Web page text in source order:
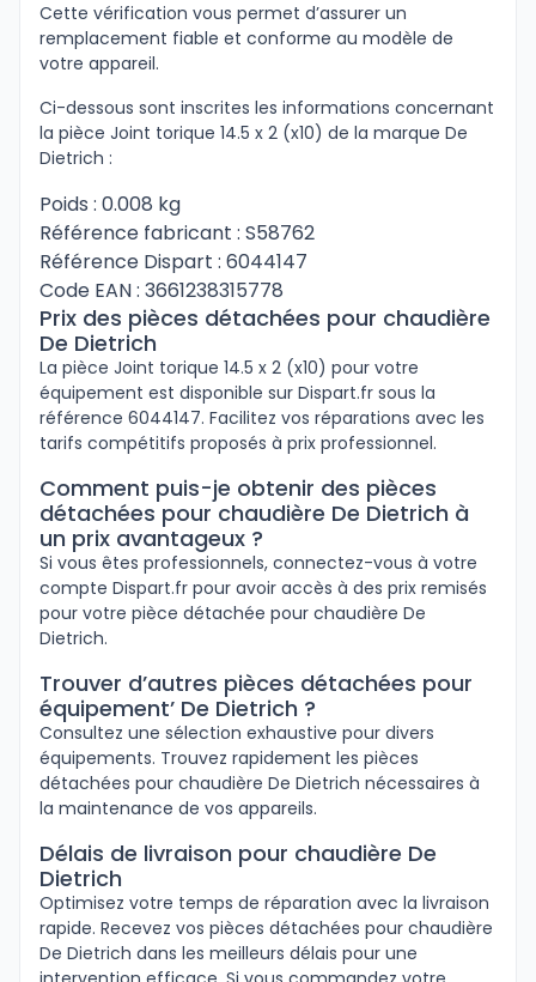
Cette vérification vous permet d’assurer un
remplacement fiable et conforme au modèle de
votre appareil.
Ci-dessous sont inscrites les informations concernant
la pièce Joint torique 14.5 x 2 (x10) de la marque De
Dietrich :
Poids : 0.008 kg
Référence fabricant : S58762
Référence Dispart : 6044147
Code EAN : 3661238315778
Prix des pièces détachées pour chaudière
De Dietrich
La pièce Joint torique 14.5 x 2 (x10) pour votre
équipement est disponible sur Dispart.fr sous la
référence 6044147. Facilitez vos réparations avec les
tarifs compétitifs proposés à prix professionnel.
Comment puis-je obtenir des pièces
détachées pour chaudière De Dietrich à
un prix avantageux ?
Si vous êtes professionnels, connectez-vous à votre
compte Dispart.fr pour avoir accès à des prix remisés
pour votre pièce détachée pour chaudière De
Dietrich.
Trouver d’autres pièces détachées pour
équipement’ De Dietrich ?
Consultez une sélection exhaustive pour divers
équipements. Trouvez rapidement les pièces
détachées pour chaudière De Dietrich nécessaires à
la maintenance de vos appareils.
Délais de livraison pour chaudière De
Dietrich
Optimisez votre temps de réparation avec la livraison
rapide. Recevez vos pièces détachées pour chaudière
De Dietrich dans les meilleurs délais pour une